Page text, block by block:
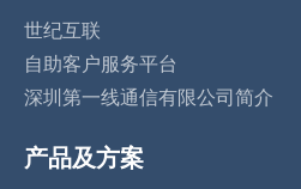
世纪互联
自助客户服务平台
深圳第一线通信有限公司简介
产品及方案